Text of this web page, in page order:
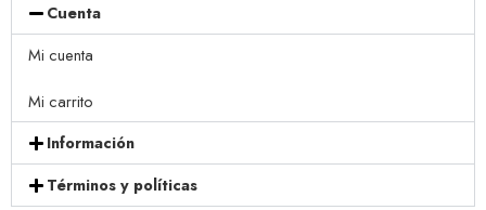
Cuenta
Mi cuenta
Mi carrito
Información
Términos y políticas